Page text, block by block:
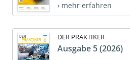
› mehr erfahren
DER PRAKTIKER
Ausgabe 5 (2026)